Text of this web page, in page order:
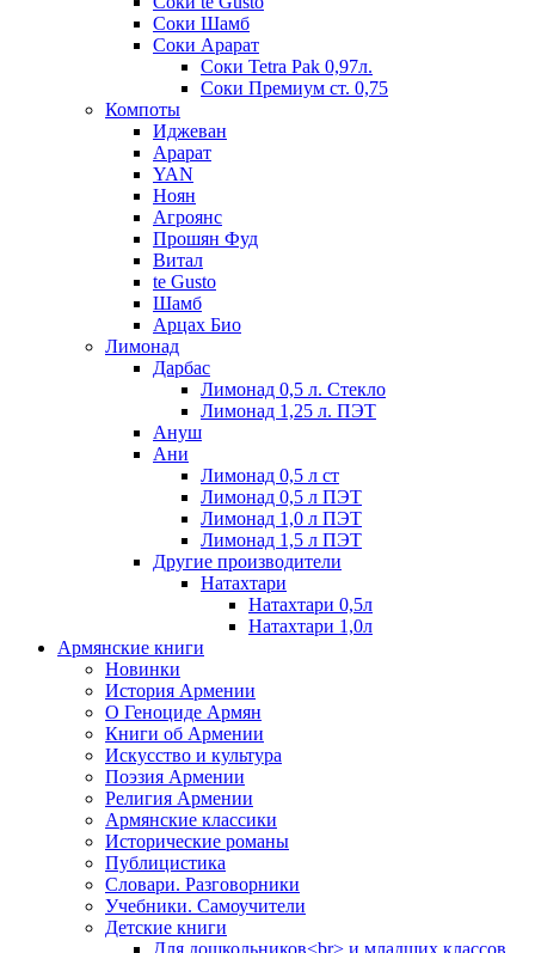
Соки Шамб
Соки Арарат
Соки Tetra Pak 0,97л.
Соки Премиум ст. 0,75
Компоты
Иджеван
Арарат
YAN
Ноян
Агроянс
Прошян Фуд
Витал
te Gusto
Шамб
Арцах Био
Лимонад
Дарбас
Лимонад 0,5 л. Стекло
Лимонад 1,25 л. ПЭТ
Ануш
Ани
Лимонад 0,5 л ст
Лимонад 0,5 л ПЭТ
Лимонад 1,0 л ПЭТ
Лимонад 1,5 л ПЭТ
Другие производители
Натахтари
Натахтари 0,5л
Натахтари 1,0л
Армянские книги
Новинки
История Армении
О Геноциде Армян
Книги об Армении
Иcкусство и культура
Поэзия Армении
Религия Армении
Армянские классики
Исторические романы
Публицистика
Словари. Разговорники
Учебники. Самоучители
Детские книги
Для дошкольников<br> и младших классов